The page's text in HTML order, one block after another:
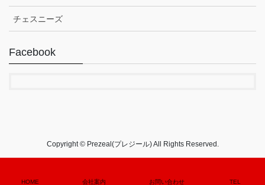
チェスニーズ
Facebook
Copyright © Prezeal(プレジール) All Rights Reserved.
HOME 会社案内 お問い合わせ TEL